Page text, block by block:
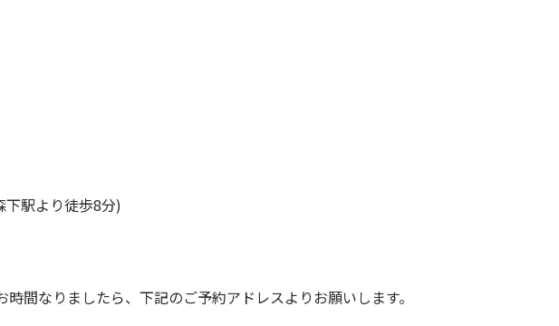
下駅より徒歩8分)
間なりましたら、下記のご予約アドレスよりお願いします。